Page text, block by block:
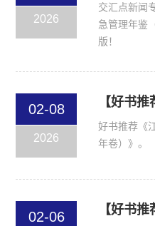
2026
交汇点新闻
急管理年鉴
版！
02-08
2026
好书推荐《
年卷）》。
02-06